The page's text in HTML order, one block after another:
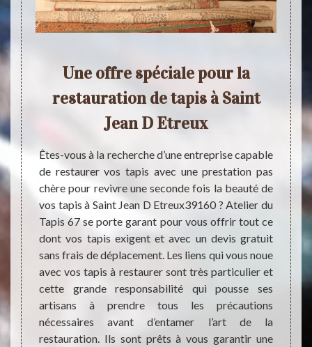
?
leur
tapis
est
à un
67.
Une offre spéciale pour la
restauration de tapis à Saint
Jean D Etreux
Êtes-vous à la recherche d’une entreprise capable
de restaurer vos tapis avec une prestation pas
chère pour revivre une seconde fois la beauté de
vos tapis à Saint Jean D Etreux39160 ? Atelier du
Tapis 67 se porte garant pour vous offrir tout ce
dont vos tapis exigent et avec un devis gratuit
sans frais de déplacement. Les liens qui vous noue
avec vos tapis à restaurer sont très particulier et
cette grande responsabilité qui pousse ses
artisans à prendre tous les précautions
nécessaires avant d’entamer l’art de la
restauration. Ils sont prêts à vous garantir une
67
Les
tapis
pour